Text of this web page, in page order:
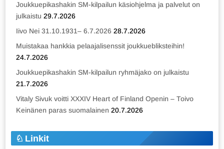
Joukkuepikashakin SM-kilpailun käsiohjelma ja palvelut on
julkaistu 29.7.2026
Iivo Nei 31.10.1931– 6.7.2026 28.7.2026
Muistakaa hankkia pelaajalisenssit joukkuebliksteihin!
24.7.2026
Joukkuepikashakin SM-kilpailun ryhmäjako on julkaistu
21.7.2026
Vitaly Sivuk voitti XXXIV Heart of Finland Openin – Toivo
Keinänen paras suomalainen 20.7.2026
Linkit